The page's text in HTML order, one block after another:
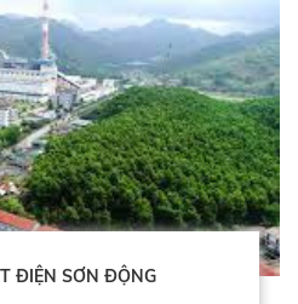
ĐIỆN SƠN ĐỘNG